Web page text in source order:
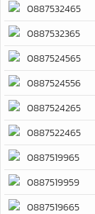
0887532465
0887532365
0887524565
0887524556
0887524265
0887522465
0887519965
0887519959
0887519665